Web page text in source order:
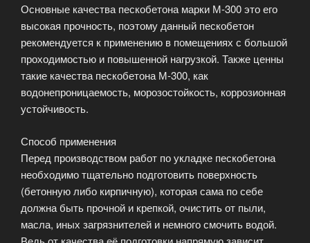
Основные качества пескобетона марки М-300 это его
высокая прочность, поэтому данный пескобетон
рекомендуется к применению в помещениях с большой
проходимостью и повышенной нагрузкой. Также ценны
такие качества пескобетона М-300, как
водонепроницаемость, морозостойкость, коррозионная
устойчивость.
Способ применения
Перед производством работ по укладке пескобетона
необходимо тщательно подготовить поверхность
(бетонную либо кирпичную), которая сама по себе
должна быть прочной и крепкой, очистить от пыли,
масла, иных загрязнителей и немного смочить водой.